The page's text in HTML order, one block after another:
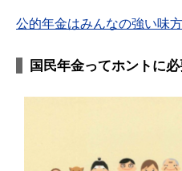
公的年金はみんなの強い味方
国民年金ってホントに